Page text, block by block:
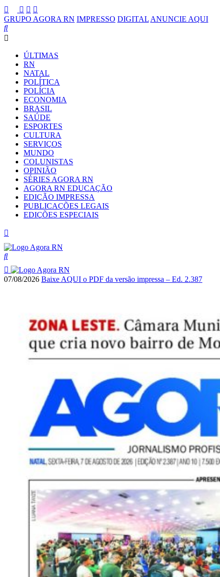
GRUPO AGORA RN IMPRESSO DIGITAL ANUNCIE AQUI
ÚLTIMAS
RN
NATAL
POLÍTICA
POLÍCIA
ECONOMIA
BRASIL
SAÚDE
ESPORTES
CULTURA
SERVIÇOS
MUNDO
COLUNISTAS
OPINIÃO
SÉRIES AGORA RN
AGORA RN EDUCAÇÃO
EDIÇÃO IMPRESSA
PUBLICAÇÕES LEGAIS
EDIÇÕES ESPECIAIS
07/08/2026 Baixe AQUI o PDF da versão impressa – Ed. 2.387